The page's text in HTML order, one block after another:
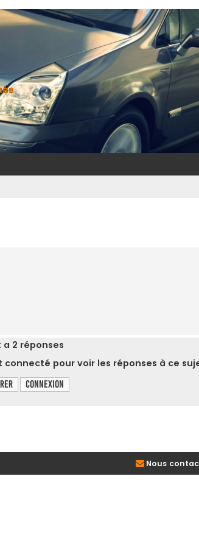
a 2 réponses
pour voir les réponses à ce
Connexion
Nous